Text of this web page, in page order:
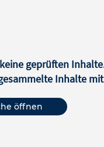
geprüften
Inhalte
öffnen